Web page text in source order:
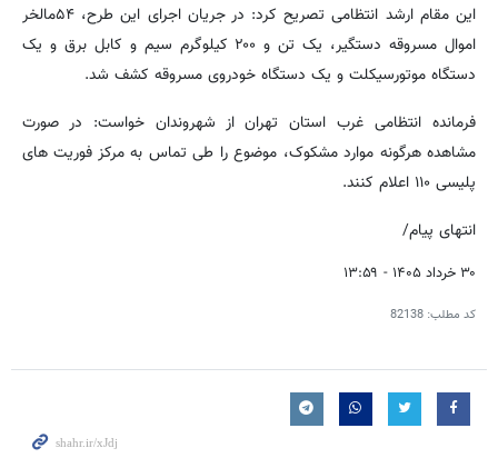
این مقام ارشد انتظامی تصریح کرد: در جریان اجرای این طرح، ۵۴مالخر
اموال مسروقه دستگیر، یک تن و ۲۰۰ کیلوگرم سیم و کابل برق و یک
دستگاه موتورسیکلت و یک دستگاه خودروی مسروقه کشف شد.
فرمانده انتظامی غرب استان تهران از شهروندان خواست: در صورت
مشاهده هرگونه موارد مشکوک، موضوع را طی تماس به مرکز فوریت های
پلیسی ۱۱۰ اعلام کنند.
انتهای پیام/
۳۰ خرداد ۱۴۰۵ - ۱۳:۵۹
کد مطلب: 82138